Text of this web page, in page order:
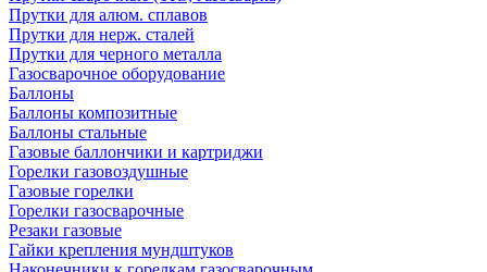
Прутки для алюм. сплавов
Прутки для нерж. сталей
Прутки для черного металла
Газосварочное оборудование
Баллоны
Баллоны композитные
Баллоны стальные
Газовые баллончики и картриджи
Горелки газовоздушные
Газовые горелки
Горелки газосварочные
Резаки газовые
Гайки крепления мундштуков